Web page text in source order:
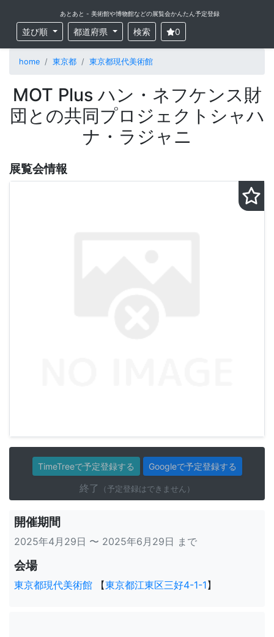
あとあと - 美術館や博物館などの展覧会かんたん予定登録
並び順 都道府県 検索 0
home 東京都 東京都現代美術館
MOT Plus ハン・ネフケンス財
団との共同プロジェクトシャハ
ナ・ラジャニ
展覧会情報
TimeTreeで予定登録する Googleで予定登録する
終了 （予定登録はできません）
開催期間
2025年4月29日 〜 2025年6月29日 まで
会場
東京都現代美術館 【東京都江東区三好4-1-1】